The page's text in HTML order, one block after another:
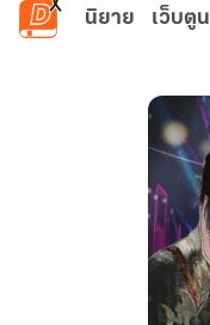
ข้ามไปยังเนื้อหาหลัก
นิยาย เว็บตูน